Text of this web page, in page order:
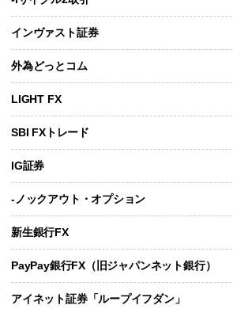
インヴァスト証券
外為どっとコム
LIGHT FX
SBI FXトレード
IG証券
-ノックアウト・オプション
新生銀行FX
PayPay銀行FX（旧ジャパンネット銀行）
アイネット証券「ループイフダン」